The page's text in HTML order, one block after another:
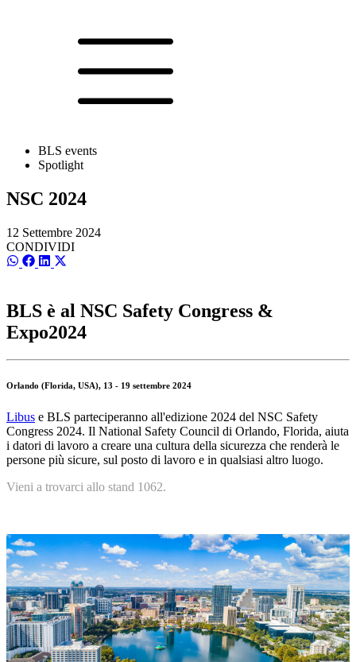
BLS events
Spotlight
NSC 2024
12 Settembre 2024
CONDIVIDI
SCondividi
SCondividi
SCondividi
(Twitter)
BLS è al NSC Safety Congress &
Expo2024
Orlando (Florida, USA), 13 - 19 settembre 2024
Libus e BLS parteciperanno all'edizione 2024 del NSC Safety
Congress 2024. Il National Safety Council di Orlando, Florida, aiuta
i datori di lavoro a creare una cultura della sicurezza che renderà le
persone più sicure, sul posto di lavoro e in qualsiasi altro luogo.
Vieni a trovarci allo stand 1062.